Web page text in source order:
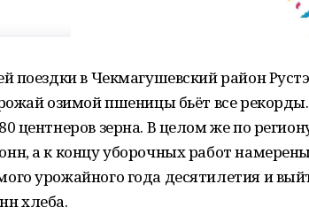
поездки в Чекмагушевский район
озимой пшеницы бьёт все
центнеров зерна. В целом же по
а к концу уборочных работ
урожайного года десятилетия и
хлеба.